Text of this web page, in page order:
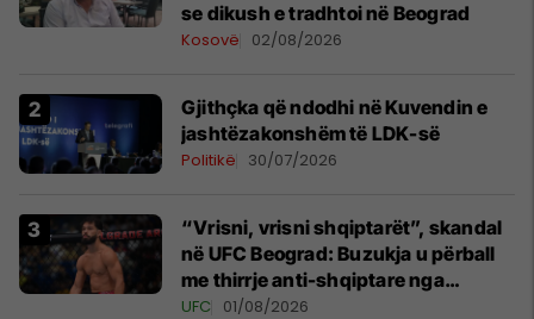
se dikush e tradhtoi në Beograd
Kosovë 02/08/2026
Gjithçka që ndodhi në Kuvendin e
jashtëzakonshëm të LDK-së
Politikë 30/07/2026
“Vrisni, vrisni shqiptarët”, skandal
në UFC Beograd: Buzukja u përball
me thirrje anti-shqiptare nga
tribunat
UFC 01/08/2026